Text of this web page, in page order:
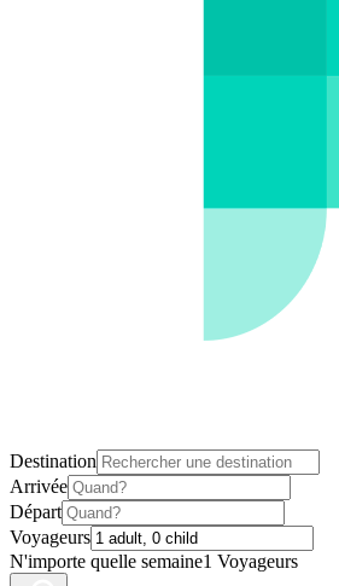
Destination
Arrivée
Départ
Voyageurs
N'importe quelle semaine1 Voyageurs